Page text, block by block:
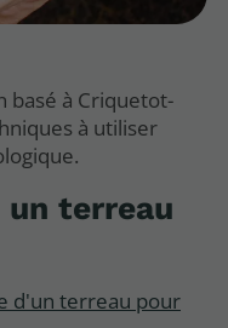
basé à Criquetot-
à utiliser
un terreau
d'un terreau pour